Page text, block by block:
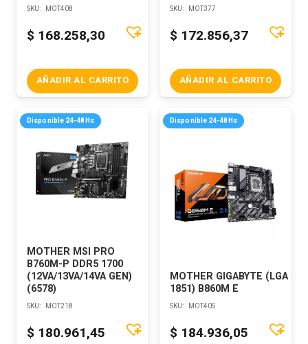
SKU: MOT408
$ 168.258,30
AÑADIR AL CARRITO
SKU: MOT377
$ 172.856,37
AÑADIR AL CARRITO
Disponible 24-48Hs
MOTHER MSI PRO
B760M-P DDR5 1700
(12VA/13VA/14VA GEN)
(6578)
SKU: MOT218
$ 180.961,45
Disponible 24-48Hs
MOTHER GIGABYTE (LGA
1851) B860M E
SKU: MOT405
$ 184.936,05